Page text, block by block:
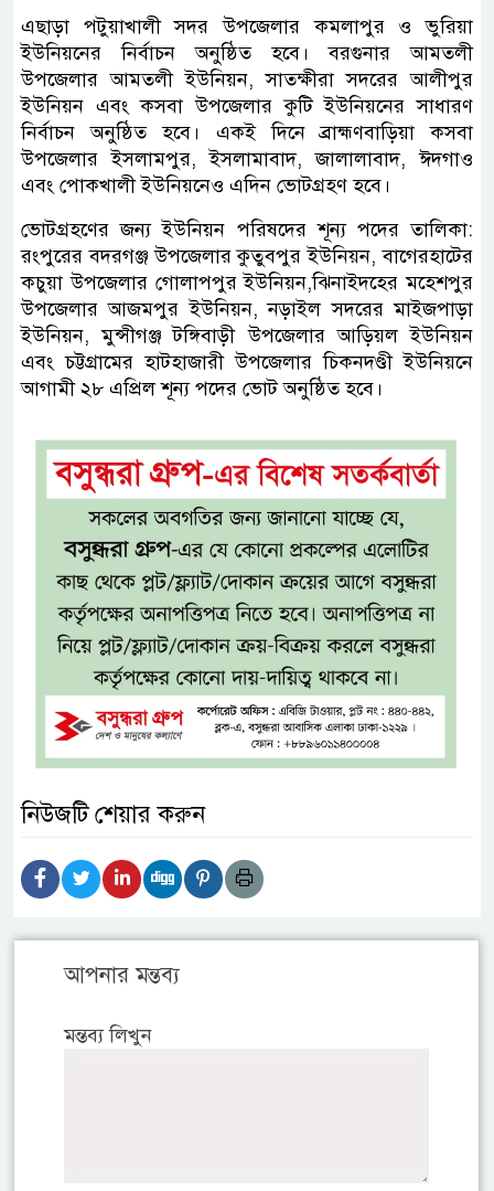
এছাড়া পটুয়াখালী সদর উপজেলার কমলাপুর ও ভুরিয়া
ইউনিয়নের নির্বাচন অনুষ্ঠিত হবে। বরগুনার আমতলী
উপজেলার আমতলী ইউনিয়ন, সাতক্ষীরা সদরের আলীপুর
ইউনিয়ন এবং কসবা উপজেলার কুটি ইউনিয়নের সাধারণ
নির্বাচন অনুষ্ঠিত হবে। একই দিনে ব্রাহ্মণবাড়িয়া কসবা
উপজেলার ইসলামপুর, ইসলামাবাদ, জালালাবাদ, ঈদগাও
এবং পোকখালী ইউনিয়নেও এদিন ভোটগ্রহণ হবে।
ভোটগ্রহণের জন্য ইউনিয়ন পরিষদের শূন্য পদের তালিকা:
রংপুরের বদরগঞ্জ উপজেলার কুতুবপুর ইউনিয়ন, বাগেরহাটের
কচুয়া উপজেলার গোলাপপুর ইউনিয়ন,ঝিনাইদহের মহেশপুর
উপজেলার আজমপুর ইউনিয়ন, নড়াইল সদরের মাইজপাড়া
ইউনিয়ন, মুন্সীগঞ্জ টঙ্গিবাড়ী উপজেলার আড়িয়ল ইউনিয়ন
এবং চট্টগ্রামের হাটহাজারী উপজেলার চিকনদণ্ডী ইউনিয়নে
আগামী ২৮ এপ্রিল শূন্য পদের ভোট অনুষ্ঠিত হবে।
নিউজটি শেয়ার করুন
আপনার মন্তব্য
মন্তব্য লিখুন